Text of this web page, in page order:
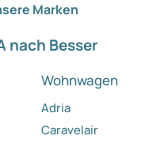
Marken
nach Besser
Wohnwagen
Adria
Caravelair